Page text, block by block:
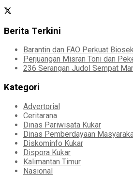
Berita Terkini
Barantin dan FAO Perkuat
Perjuangan Misran Toni dan
236 Serangan Judol Sempat
Kategori
Advertorial
Ceritarana
Dinas Pariwisata Kukar
Dinas Pemberdayaan
Diskominfo Kukar
Dispora Kukar
Kalimantan Timur
Nasional